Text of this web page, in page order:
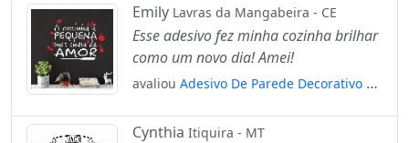
Emily Lavras da Mangabeira - CE
Esse adesivo fez minha cozinha brilhar
como um novo dia! Amei!
avaliou Adesivo De Parede Decorativo A
Cynthia Itiquira - MT